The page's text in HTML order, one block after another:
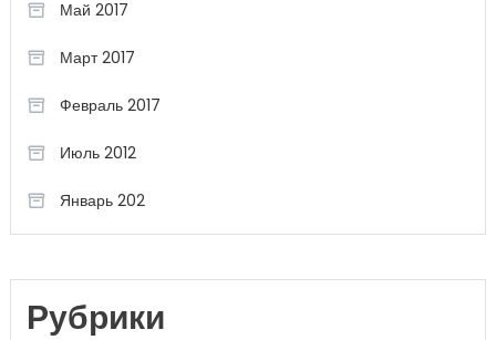
Май 2017
Март 2017
Февраль 2017
Июль 2012
Январь 202
Рубрики